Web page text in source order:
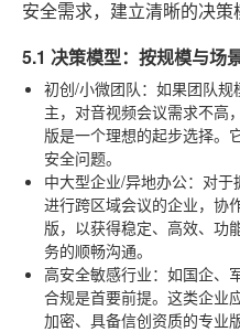
安全需求，建立清晰的决策
5.1 决策模型：按规模与场
初创/小微团队 ：如果团队
主，对音视频会议需求不高
版是一个理想的起步选择。
安全问题。
中大型企业/异地办公：对于
进行跨区域会议的企业，协
版，以获得稳定、高效、功
务的顺畅沟通。
高安全敏感行业：如国企、
合规是首要前提。这类企业
加密、具备信创资质的专业